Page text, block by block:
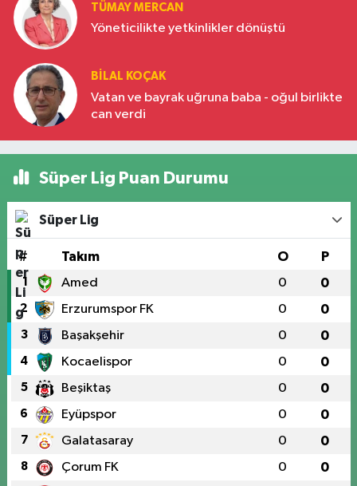
TÜMAY MERCAN
Yöneticilikte yetkinlikler dönüştü
BILAL KOÇAK
Vatan ve bayrak uğruna baba - oğul birlikte
can verdi
Süper Lig Puan Durumu
Süper Lig
# Takım O P
1 Amed 0 0
2 Erzurumspor FK 0 0
3 Başakşehir 0 0
4 Kocaelispor 0 0
5 Beşiktaş 0 0
6 Eyüpspor 0 0
7 Galatasaray 0 0
8 Çorum FK 0 0